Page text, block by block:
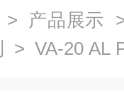
> 产品展示
> VA-20 AL